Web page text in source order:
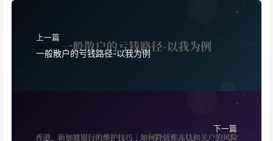
上一篇
一般散户的亏钱路径-以我为例
下一篇